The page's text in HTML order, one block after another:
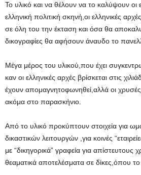
Το υλικό και να θέλουν να το καλύψουν οι
ελληνική πολιτική σκηνή,οι ελληνικές
σε όλη του την έκταση και όσα θα
δικογραφίες θα αφήσουν άναυδο το
Μέγα μέρος του υλικού,που έχει
καν οι ελληνικές αρχές βρίσκεται στις
έχουν απομαγνητοφωνηθεί,αλλά οι χρυσές
ακόμα στο παρασκήνιο.
Από το υλικό προκύπτουν στοιχεία για
δικαστικών λειτουργών ,για κοινές
με “δικηγορικά” γραφεία για
θεαματικά αποτελέσματα σε δίκες,όπου